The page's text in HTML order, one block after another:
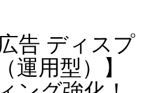
告 ディスプ
運用型）】